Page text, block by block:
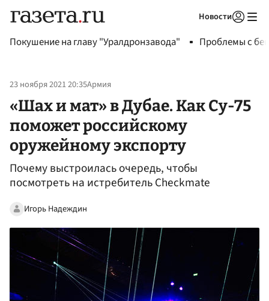
Новости
Покушение на главу "Уралдронзавода" Проблемы с
23 ноября 2021 20:35Армия
«Шах и мат» в Дубае. Как Су-75
поможет российскому
оружейному экспорту
Почему выстроилась очередь, чтобы
посмотреть на истребитель Checkmate
Игорь Надеждин